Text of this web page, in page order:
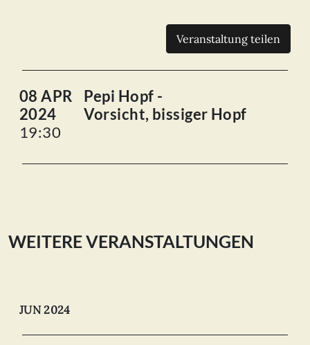
Veranstaltung teilen
08 APR
2024
19:30
Pepi Hopf -
Vorsicht, bissiger Hopf
WEITERE VERANSTALTUNGEN
JUN 2024